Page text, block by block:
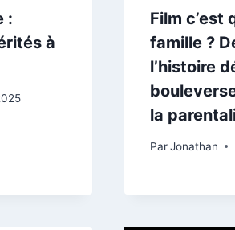
:
à
Film c’est
famille ?
l’histoire
la
Par Jonathan